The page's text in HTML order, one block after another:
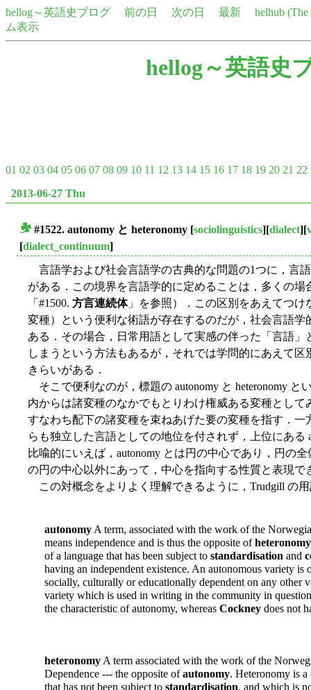
hellog～英語史ブログ 前の日 次の日 最新
helhub
ム表示
hellog～英語史
01 02 03 04 05 06 07 08 09 10 11 12 13 14 15 16 17 18 19 20 21 22
2013-06-27 Thu
#1522. autonomy と heteronomy [sociolinguistics][dialect][
[dialect_continuum]
言語学および社会言語学の古典的な問題の1つに，言語
がある．この境界を言語学的に定めることは，多くの場
「#1500. 方言連続体」を参照）．この区別をあえてつけ
変種）という便利な術語が存在するのだが，社会言語
ある．その場合，日常用語として実感の伴った「言語
しまうという方法もあるが，それでは学問的にあえて
きらいがある．
そこで便利なのが，標題の autonomy と heteronomy と
内からは諸変種のなかでもとりわけ権威ある変種とし
すなわち配下の諸変種を束ねあげた要の変種を指す．一
らも独立した言語としての地位を付されず，上位にある
比喩的にいえば，autonomy とは円の中心であり，円の
の円の中心以外にあって，中心を指向する性質と表現で
この対概念をよりよく理解できるように，Trudgill の
autonomy A term, associated with the work of the
means independence and is thus the opposite ofheteronomy
of a language that has been subject to standardisation and
having an independent existence. An autonomous variety is
socially, culturally or educationally dependent on any other
variety which is used in writing in the community in
the characteristic of autonomy, whereas Cockney does not
heteronomy A term associated with the work of the
Dependence --- the opposite ofautonomy. Heteronomy is
that has not been subject to standardisation, and which is